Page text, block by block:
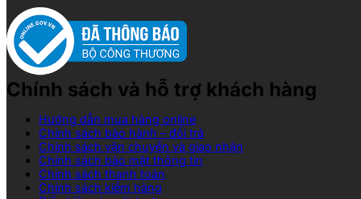
Chính sách và hỗ trợ khách hàng
Hướng dẫn mua hàng online
Chính sách bảo hành – đổi trả
Chính sách vận chuyển và giao nhận
Chính sách bảo mật thông tin
Chính sách thanh toán
Chính sách kiểm hàng